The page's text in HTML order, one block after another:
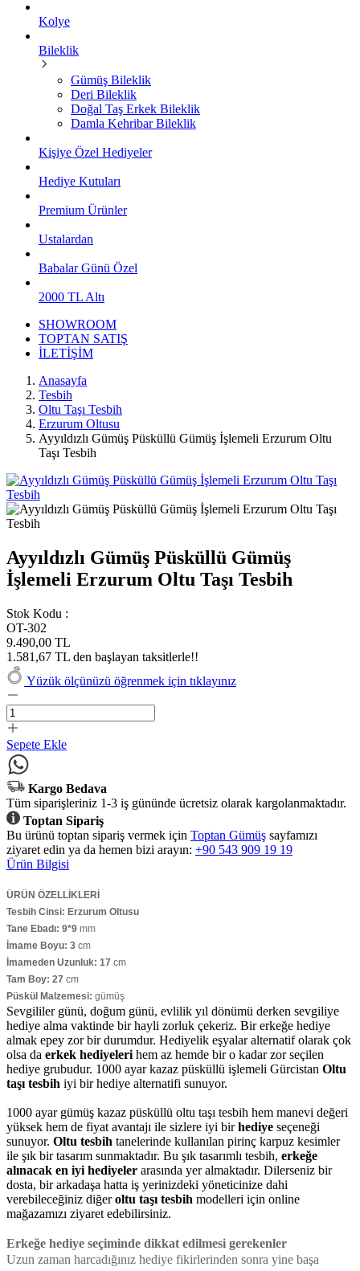
Kolye
Bileklik
Gümüş Bileklik
Deri Bileklik
Doğal Taş Erkek Bileklik
Damla Kehribar Bileklik
Kişiye Özel Hediyeler
Hediye Kutuları
Premium Ürünler
Ustalardan
Babalar Günü Özel
2000 TL Altı
SHOWROOM
TOPTAN SATIŞ
İLETİŞİM
Anasayfa
Tesbih
Oltu Taşı Tesbih
Erzurum Oltusu
Ayyıldızlı Gümüş Püsküllü Gümüş İşlemeli Erzurum Oltu
Taşı Tesbih
Ayyıldızlı Gümüş Püsküllü Gümüş
İşlemeli Erzurum Oltu Taşı Tesbih
Stok Kodu :
OT-302
9.490,00 TL
1.581,67 TL den başlayan taksitlerle!!
Yüzük ölçünüzü öğrenmek için tıklayınız
Sepete Ekle
Kargo Bedava
Tüm siparişleriniz 1-3 iş gününde ücretsiz olarak kargolanmaktadır.
Toptan Sipariş
Bu ürünü toptan sipariş vermek için Toptan Gümüş sayfamızı
ziyaret edin ya da hemen bizi arayın: +90 543 909 19 19
Ürün Bilgisi
ÜRÜN ÖZELLİKLERİ
Tesbih Cinsi: Erzurum Oltusu
Tane Ebadı: 9*9 mm
İmame Boyu: 3 cm
İmameden Uzunluk: 17 cm
Tam Boy: 27 cm
Püskül Malzemesi: gümüş
Sevgililer günü, doğum günü, evlilik yıl dönümü derken sevgiliye
hediye alma vaktinde bir hayli zorluk çekeriz. Bir erkeğe hediye
almak epey zor bir durumdur. Hediyelik eşyalar alternatif olarak çok
olsa da erkek hediyeleri hem az hemde bir o kadar zor seçilen
hediye grubudur. 1000 ayar kazaz püsküllü işlemeli Gürcistan Oltu
taşı tesbih iyi bir hediye alternatifi sunuyor.
1000 ayar gümüş kazaz püsküllü oltu taşı tesbih hem manevi değeri
yüksek hem de fiyat avantajı ile sizlere iyi birhediye seçeneği
sunuyor. Oltu tesbih tanelerinde kullanılan pirinç karpuz kesimler
ile şık bir tasarım sunmaktadır. Bu şık tasarımlı tesbih, erkeğe
alınacak en iyi hediyeler arasında yer almaktadır. Dilerseniz bir
dosta, bir arkadaşa hatta iş yerinizdeki yöneticinize dahi
verebileceğiniz diğeroltu taşı tesbih modelleri için online
mağazamızı ziyaret edebilirsiniz.
Erkeğe hediye seçiminde dikkat edilmesi gerekenler
Uzun zaman harcadığınız hediye fikirlerinden sonra yine başa